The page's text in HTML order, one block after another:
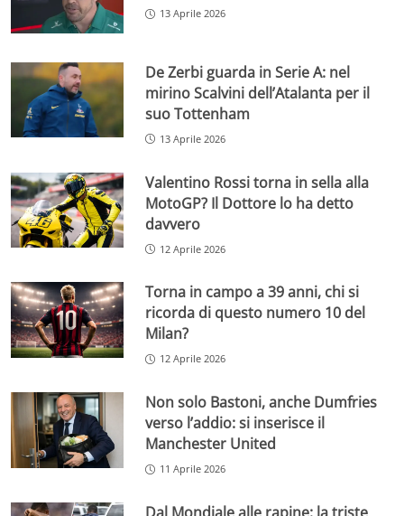
13 Aprile 2026
De Zerbi guarda in Serie A: nel
mirino Scalvini dell’Atalanta per il
suo Tottenham
13 Aprile 2026
Valentino Rossi torna in sella alla
MotoGP? Il Dottore lo ha detto
davvero
12 Aprile 2026
Torna in campo a 39 anni, chi si
ricorda di questo numero 10 del
Milan?
12 Aprile 2026
Non solo Bastoni, anche Dumfries
verso l’addio: si inserisce il
Manchester United
11 Aprile 2026